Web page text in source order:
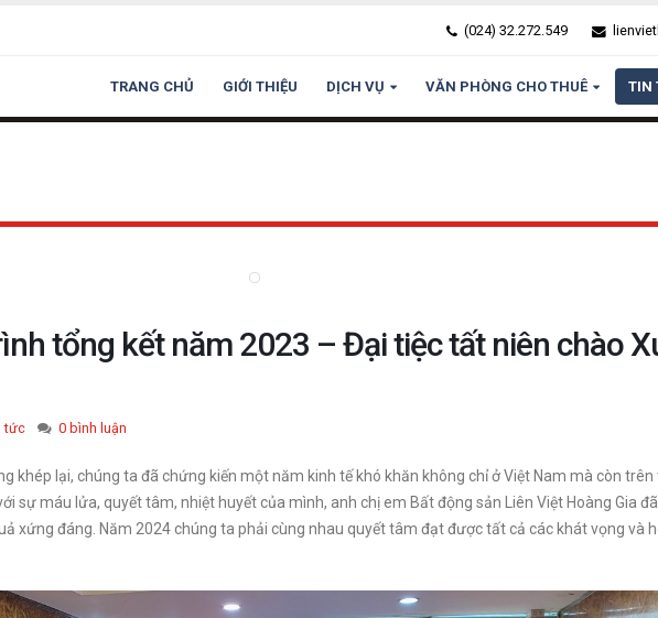
(024) 32.272.549
TRANG CHỦ GIỚI THIỆU DỊCH VỤ VĂN PHÒNG CHO THUÊ TIN
tổng kết năm 2023 – Đại tiệc tất niên chào
tức 0 bình luận
khép lại, chúng ta đã chứng kiến một năm kinh tế khó khăn không chỉ ở Việt Nam mà còn trên
sự máu lửa, quyết tâm, nhiệt huyết của mình, anh chị em Bất động sản Liên Việt Hoàng Gia
xứng đáng. Năm 2024 chúng ta phải cùng nhau quyết tâm đạt được tất cả các khát vọng và